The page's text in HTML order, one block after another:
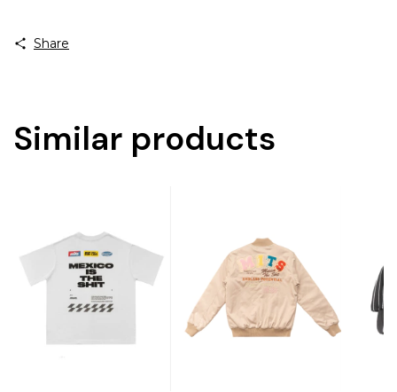
Share
Similar products